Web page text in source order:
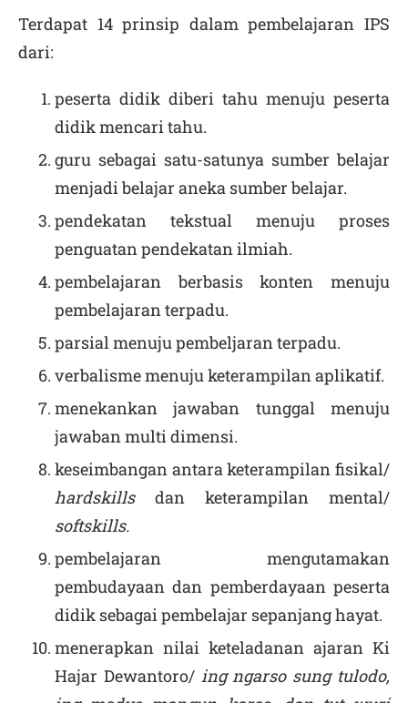
Terdapat 14 prinsip dalam pembelajaran IPS
dari:
peserta didik diberi tahu menuju peserta
didik mencari tahu.
guru sebagai satu-satunya sumber belajar
menjadi belajar aneka sumber belajar.
pendekatan tekstual menuju proses
penguatan pendekatan ilmiah.
pembelajaran berbasis konten menuju
pembelajaran terpadu.
parsial menuju pembeljaran terpadu.
verbalisme menuju keterampilan aplikatif.
menekankan jawaban tunggal menuju
jawaban multi dimensi.
keseimbangan antara keterampilan fisikal/
hardskills dan keterampilan mental/
softskills.
pembelajaran mengutamakan
pembudayaan dan pemberdayaan peserta
didik sebagai pembelajar sepanjang hayat.
menerapkan nilai keteladanan ajaran Ki
Hajar Dewantoro/ ing ngarso sung tulodo,